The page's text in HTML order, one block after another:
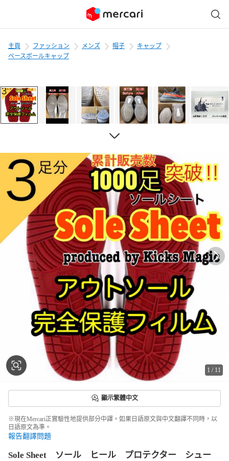
主頁 ファッション メンズ 帽子
キャップ
ベースボールキャップ
1 / 11
顯示繁體中文
※現在Mercari正實驗性地提供部分中譯。如果日語原文與中文翻譯不同時，以
日語原文為準。
報告翻譯問題
Sole Sheet ソール ヒール プロテクター シュー